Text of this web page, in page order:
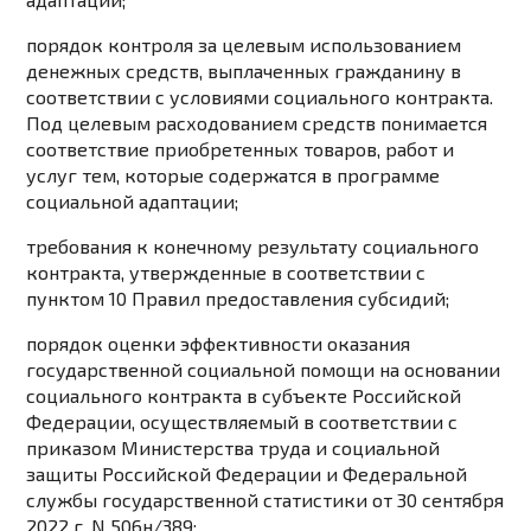
порядок контроля за целевым использованием
денежных средств, выплаченных гражданину в
соответствии с условиями социального контракта.
Под целевым расходованием средств понимается
соответствие приобретенных товаров, работ и
услуг тем, которые содержатся в программе
социальной адаптации;
требования к конечному результату социального
контракта, утвержденные в соответствии с
пунктом 10 Правил предоставления субсидий;
порядок оценки эффективности оказания
государственной социальной помощи на основании
социального контракта в субъекте Российской
Федерации, осуществляемый в соответствии с
приказом Министерства труда и социальной
защиты Российской Федерации и Федеральной
службы государственной статистики от 30 сентября
2022 г. N 506н/389;